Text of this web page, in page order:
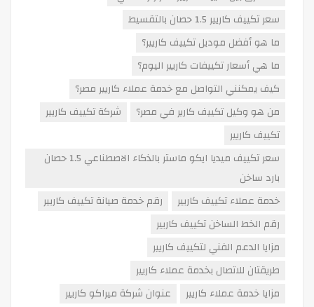
سعر تكييف كاريير 1.5 حصان بالتقسيط
ما هو أفضل موديل تكييف كاريير؟
ما هي أسعار تكييفات كاريير اليوم؟
كيف يمكنني التواصل مع خدمة عملاء كاريير مصر؟
من هو وكيل تكييف كارير في مصر؟
شركة تكييف كاريير
تكييف كاريير
سعر تكييف ميديا ايكو ماستر بالذكاء الاصطناعي 1.5 حصان
بارد ساخن
خدمة عملاء تكييف كاريير
رقم خدمة صيانة تكييف كاريير
رقم الخط الساخن تكييف كاريير
مزايا الدعم الفني لتكييف كاريير
طريقتان للاتصال بخدمة عملاء كاريير
مزايا خدمة عملاء كاريير
عنوان شركة ميراكو كاريير